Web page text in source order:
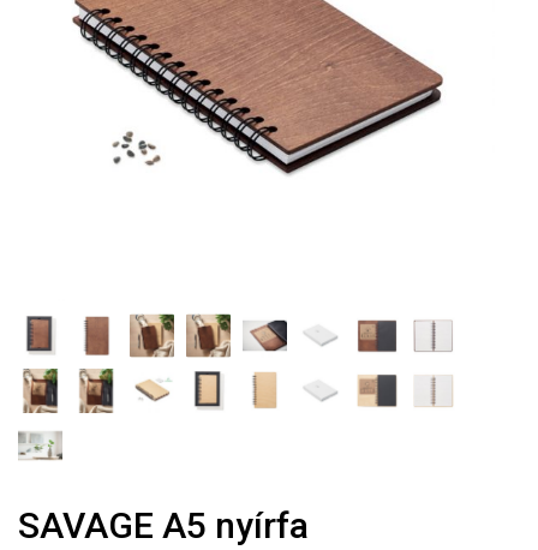
SAVAGE A5 nyírfa